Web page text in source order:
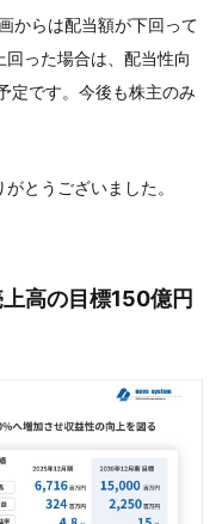
からは配当額が下回って
った場合は、配当性向
定です。今後も株主のみ
とうございました。
高の目標150億円